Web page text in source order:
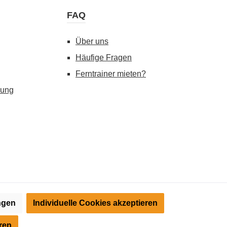
FAQ
Über uns
Häufige Fragen
Ferntrainer mieten?
Streichpreise = UVP-Preise. Abbildungen ähnlich.
informieren Sie sich vor der Nutzung über die Zulässigkeit in
Individuelle Cookies akzeptieren